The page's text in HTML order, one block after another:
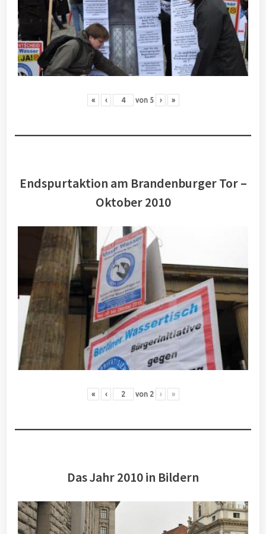
« ‹ von 5 › »
Endspurtaktion am Brandenburger Tor –
Oktober 2010
« ‹ von 2 › »
Das Jahr 2010 in Bildern